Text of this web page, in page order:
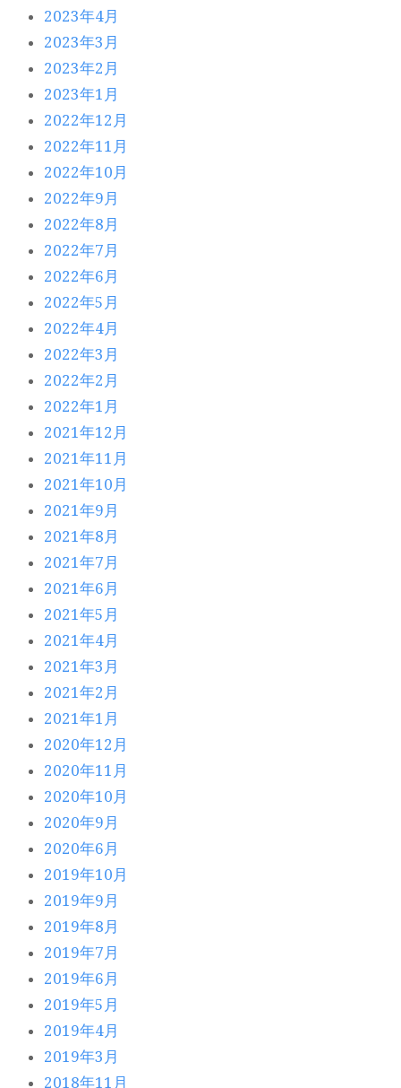
2023年4月
2023年3月
2023年2月
2023年1月
2022年12月
2022年11月
2022年10月
2022年9月
2022年8月
2022年7月
2022年6月
2022年5月
2022年4月
2022年3月
2022年2月
2022年1月
2021年12月
2021年11月
2021年10月
2021年9月
2021年8月
2021年7月
2021年6月
2021年5月
2021年4月
2021年3月
2021年2月
2021年1月
2020年12月
2020年11月
2020年10月
2020年9月
2020年6月
2019年10月
2019年9月
2019年8月
2019年7月
2019年6月
2019年5月
2019年4月
2019年3月
2018年11月